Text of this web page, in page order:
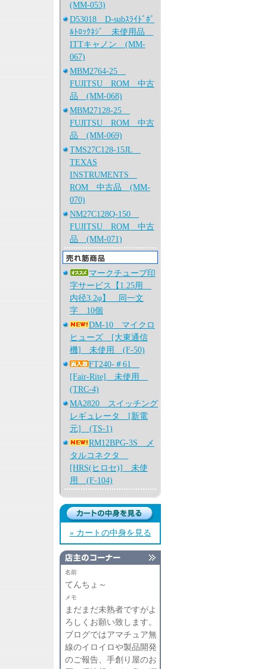
(MM-053)
D53018 D-subｽﾗｲﾄﾞﾎﾞ
ﾙﾄﾛｯｸﾈｼﾞ 未使用品
ITTキャノン (MM-
067)
MBM2764-25
FUJITSU ROM 中古
品 (MM-068)
MBM27128-25
FUJITSU ROM 中古
品 (MM-069)
TMS27C128-15JL
TEXAS
INSTRUMENTS
ROM 中古品 (MM-
070)
NM27C128Q-150
FUJITSU ROM 中古
品 (MM-071)
マークチューブ印
字サービス【1.25用
内径3.2φ】 同一文
字 10個
DM-10 マイクロ
ヒューズ [大東通信
機] 未使用 (F-50)
FT240-＃61
[Fair-Rite] 未使用
(TRC-4)
MA2820 スイッチング
レギュレータ [新電
元] (TS-1)
RM12BPG-3S メ
タルコネクタ
[HRS(ヒロセ)] 未使
用 (F-104)
» カートの中身を見る
名前
てんちょ～
メモ
まだまだ未熟者ですがよ
ろしくお願い致します。
ブログではアマチュア無
線のイロイロや製品開発
のご報告、手創り屋のお